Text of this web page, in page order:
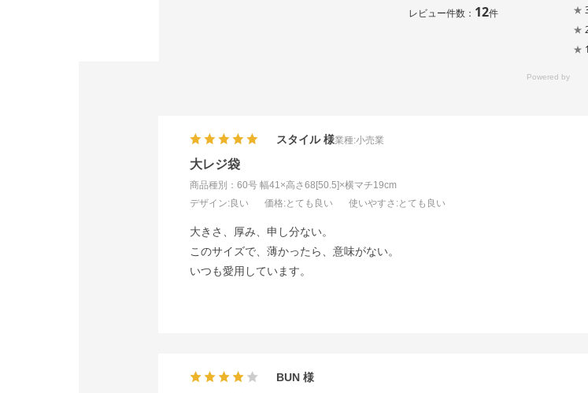
レビュー件数： 12件 ★
★
★ 1
大レジ袋
商品種別：60号 幅41×高さ68[50.5]×横マチ19cm
デザイン:良い 価格:とても良い 使いやすさ :とても良い
スタイル 業種:小売業
大きさ、厚み、申し分ない。
このサイズで、薄かったら、意味がない。
いつも愛用しています。
BUN